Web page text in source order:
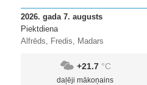
2026. gada 7. augusts
Piektdiena
Alfrēds, Fredis, Madars
+21.7 °C
daļēji mākoņains